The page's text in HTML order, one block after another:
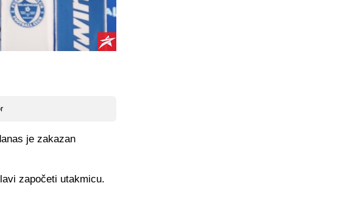
je zakazan
započeti utakmicu.